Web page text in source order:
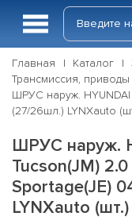
Главная Каталог
Трансмиссия, приводы
ШРУС наруж. HYUNDAI
(27/26шл.) LYNXauto
ШРУС наруж.
Tucson(JM)
Sportage(JE)
LYNXauto (шт.)